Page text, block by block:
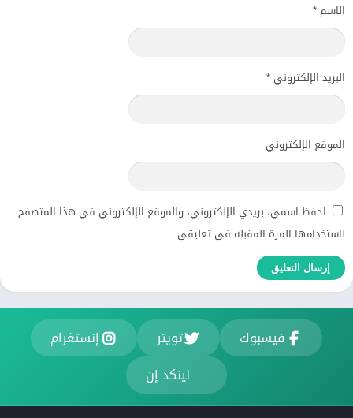
الاسم*
البريد الإلكتروني *
الموقع الإلكتروني
احفظ اسمي، بريدي الإلكتروني، والموقع الإلكتروني في هذا المتصفح
لاستخدامها المرة المقبلة في تعليقي.
فيسبوك تويتر
إنستغرام
لينكد إن